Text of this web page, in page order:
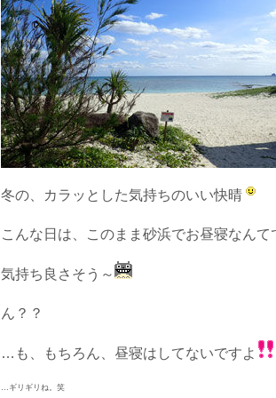
冬の、カラッとした気持ちのいい快晴
こんな日は、このまま砂浜でお昼寝なんて
気持ち良さそう～
ん？？
…も、もちろん、昼寝はしてないですよ
…ギリギリね。笑